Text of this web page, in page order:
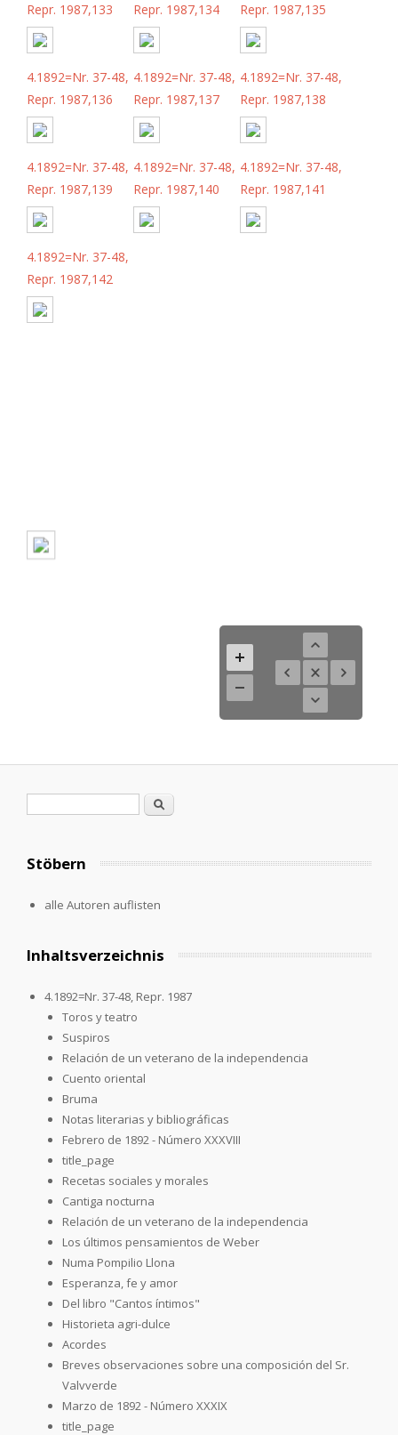
Repr. 1987,133 Repr. 1987,134 Repr. 1987,135
4.1892=Nr. 37-48,
Repr. 1987,136
4.1892=Nr. 37-48,
Repr. 1987,137
4.1892=Nr. 37-48,
Repr. 1987,138
4.1892=Nr. 37-48,
Repr. 1987,139
4.1892=Nr. 37-48,
Repr. 1987,140
4.1892=Nr. 37-48,
Repr. 1987,141
4.1892=Nr. 37-48,
Repr. 1987,142
Suche
Stöbern
alle Autoren auflisten
Inhaltsverzeichnis
4.1892=Nr. 37-48, Repr. 1987
Toros y teatro
Suspiros
Relación de un veterano de la independencia
Cuento oriental
Bruma
Notas literarias y bibliográficas
Febrero de 1892 - Número XXXVIII
title_page
Recetas sociales y morales
Cantiga nocturna
Relación de un veterano de la independencia
Los últimos pensamientos de Weber
Numa Pompilio Llona
Esperanza, fe y amor
Del libro "Cantos íntimos"
Historieta agri-dulce
Acordes
Breves observaciones sobre una composición del Sr.
Valvverde
Marzo de 1892 - Número XXXIX
title_page